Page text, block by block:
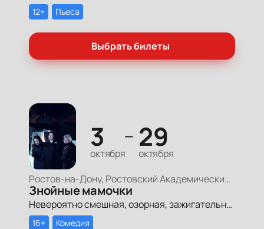
12+ Пьеса
Выбрать билеты
3
октября
— 29
октября
Ростов-на-Дону, Ростовский Академический Театр Драмы, Малая сцена
Знойные мамочки
Невероятно смешная, озорная, зажигательная комедия – о том, как две прекрасные леди степенного возраста вовсе не торопятся остепеняться, и подают своим уже взрослым детям отличный пример, как жить на полную катушку.
16+ Комедия